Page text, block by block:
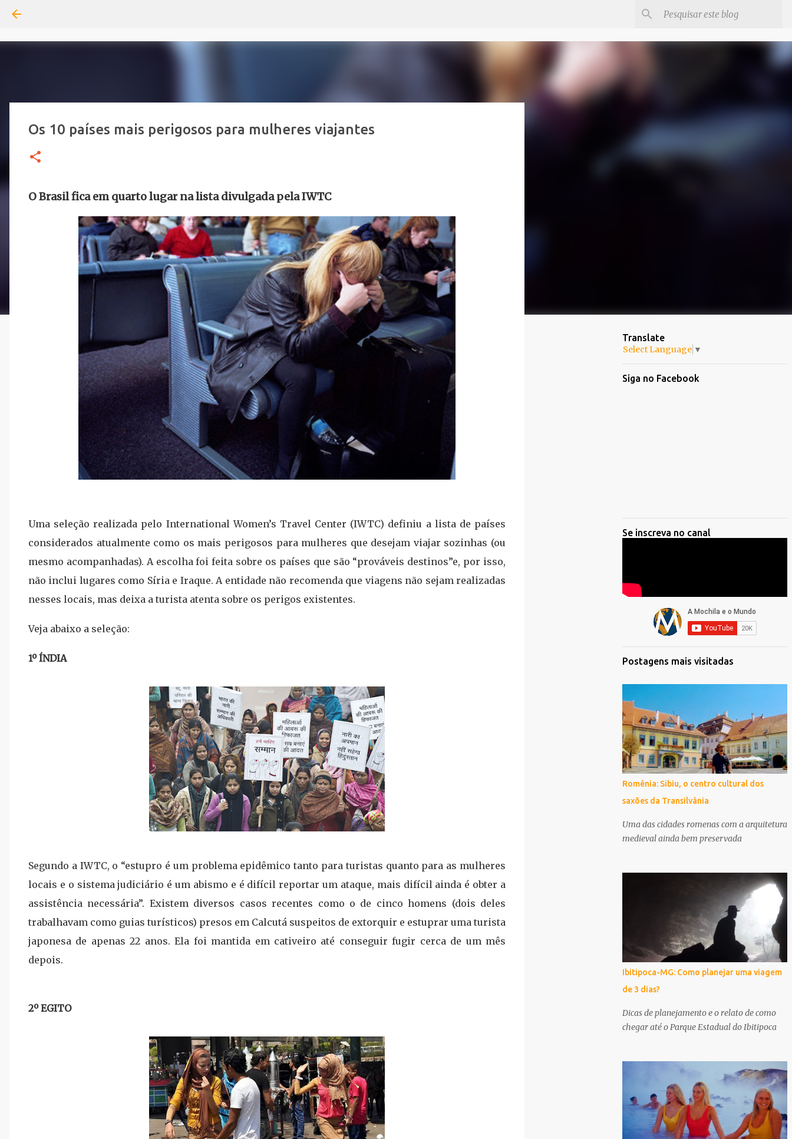
Os 10 países mais perigosos para mulheres viajantes
O Brasil fica em quarto lugar na lista divulgada pela IWTC
Uma seleção realizada pelo International Women’s Travel Center (IWTC) definiu a lista de países
considerados atualmente como os mais perigosos para mulheres que desejam viajar sozinhas (ou
mesmo acompanhadas). A escolha foi feita sobre os países que são “prováveis destinos”e, por isso,
não inclui lugares como Síria e Iraque. A entidade não recomenda que viagens não sejam realizadas
nesses locais, mas deixa a turista atenta sobre os perigos existentes.
Veja abaixo a seleção:
1º ÍNDIA
Segundo a IWTC, o “estupro é um problema epidêmico tanto para turistas quanto para as mulheres
locais e o sistema judiciário é um abismo e é difícil reportar um ataque, mais difícil ainda é obter a
assistência necessária”. Existem diversos casos recentes como o de cinco homens (dois deles
trabalhavam como guias turísticos) presos em Calcutá suspeitos de extorquir e estuprar uma turista
japonesa de apenas 22 anos. Ela foi mantida em cativeiro até conseguir fugir cerca de um mês
depois.
2º EGITO
Translate
Select Language ▼
Siga no Facebook
Se inscreva no canal
Postagens mais visitadas
Romênia: Sibiu, o centro cultural dos
saxões da Transilvânia
Uma das cidades romenas com a arquitetura
medieval ainda bem preservada
Ibitipoca-MG: Como planejar uma viagem
de 3 dias?
Dicas de planejamento e o relato de como
chegar até o Parque Estadual do Ibitipoca